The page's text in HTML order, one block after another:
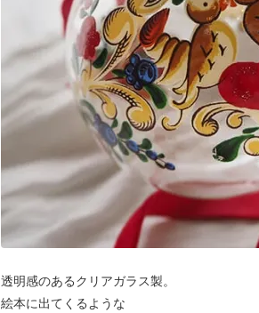
透明感のあるクリアガラス製。
絵本に出てくるような